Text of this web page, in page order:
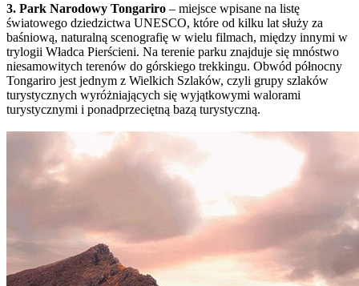
3. Park Narodowy Tongariro – miejsce wpisane na listę
światowego dziedzictwa UNESCO, które od kilku lat służy za
baśniową, naturalną scenografię w wielu filmach, między innymi w
trylogii Władca Pierścieni. Na terenie parku znajduje się mnóstwo
niesamowitych terenów do górskiego trekkingu. Obwód północny
Tongariro jest jednym z Wielkich Szlaków, czyli grupy szlaków
turystycznych wyróżniających się wyjątkowymi walorami
turystycznymi i ponadprzeciętną bazą turystyczną.